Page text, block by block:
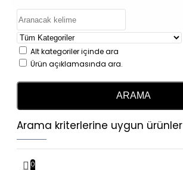
Alt kategoriler içinde ara
Ürün açıklamasında ara.
ARAMA
Arama kriterlerine uygun ürünler
0